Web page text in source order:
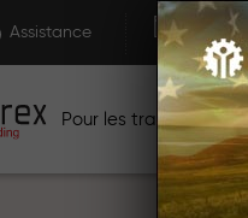
Assistance
Pour les traders